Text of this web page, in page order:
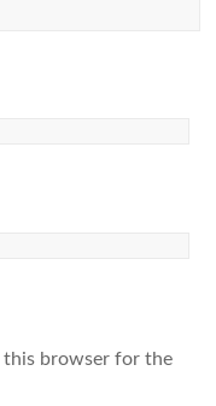
this browser for the